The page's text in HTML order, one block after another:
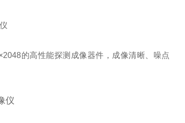
的高性能探测成像器件，成像清晰、噪点